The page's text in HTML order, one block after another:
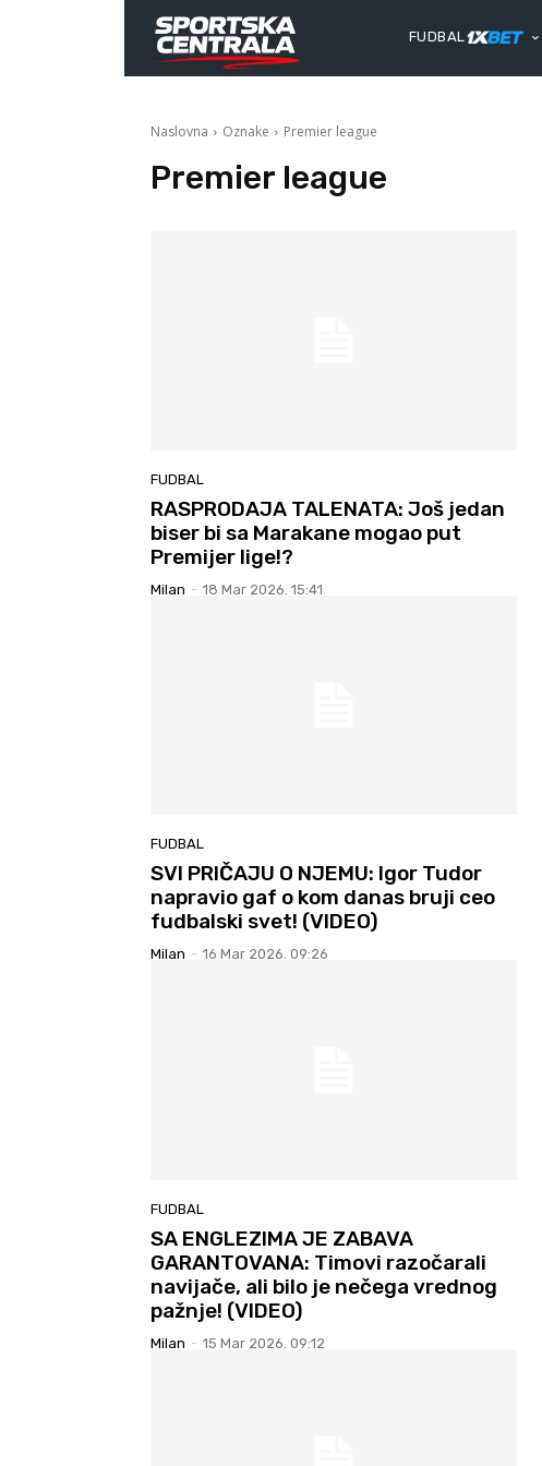
FUDBAL
Naslovna Oznake Premier league
Premier league
FUDBAL
RASPRODAJA TALENATA: Još jedan
biser bi sa Marakane mogao put
Premijer lige!?
Milan - 18 Mar 2026. 15:41
FUDBAL
SVI PRIČAJU O NJEMU: Igor Tudor
napravio gaf o kom danas bruji ceo
fudbalski svet! (VIDEO)
Milan - 16 Mar 2026. 09:26
FUDBAL
SA ENGLEZIMA JE ZABAVA
GARANTOVANA: Timovi razočarali
navijače, ali bilo je nečega vrednog
pažnje! (VIDEO)
Milan - 15 Mar 2026. 09:12